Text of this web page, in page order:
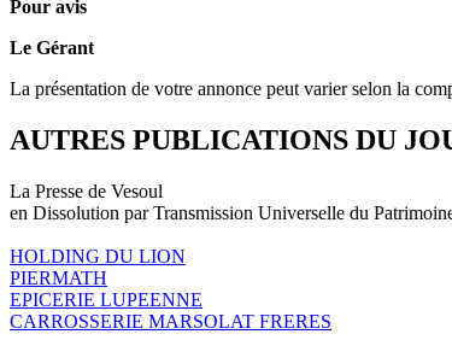
Pour avis
Le Gérant
La présentation de votre annonce peut varier selon la
AUTRES PUBLICATIONS DU
La Presse de Vesoul
en Dissolution par Transmission Universelle du
HOLDING DU LION
PIERMATH
EPICERIE LUPEENNE
CARROSSERIE MARSOLAT FRERES